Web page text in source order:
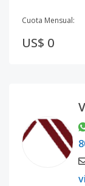
Cuota Mensual:
US$ 0